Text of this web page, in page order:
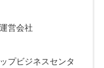
営会社
プビジネスセンタ